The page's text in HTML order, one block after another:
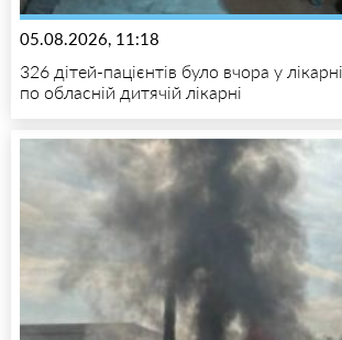
05.08.2026, 11:18
326 дітей-пацієнтів було вчора у
по обласній дитячій лікарні